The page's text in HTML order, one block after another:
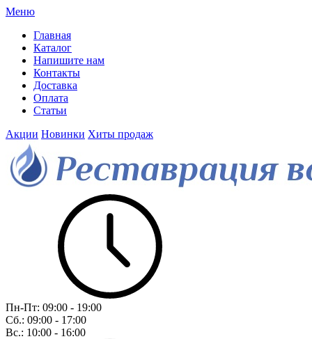
Меню
Главная
Каталог
Напишите нам
Контакты
Доставка
Оплата
Статьи
Акции Новинки Хиты продаж
Пн-Пт: 09:00 - 19:00
Сб.: 09:00 - 17:00
Вс.: 10:00 - 16:00